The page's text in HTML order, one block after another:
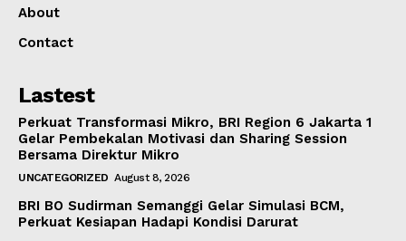
About
Contact
Lastest
Perkuat Transformasi Mikro, BRI Region 6 Jakarta 1
Gelar Pembekalan Motivasi dan Sharing Session
Bersama Direktur Mikro
UNCATEGORIZED August 8, 2026
BRI BO Sudirman Semanggi Gelar Simulasi BCM,
Perkuat Kesiapan Hadapi Kondisi Darurat